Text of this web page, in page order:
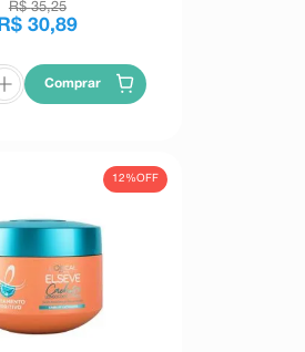
R$ 35,25
R$ 30,89
Comprar
12%OFF